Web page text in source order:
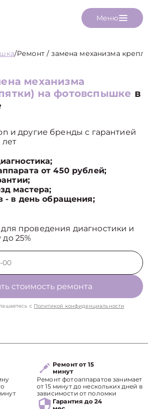
Меню
/Ремонт / замена механизма
механизма
на фотовспышке в
и другие бренды с гарантией
лет
от 450 рублей;
мастера;
- в день обращения;
для проведения диагностики и
25%
стоимость ремонта
с Политикой конфиденциальности
Ремонт от 15
минут
Ремонт фотоаппаратов занимает
от 15 минут до нескольких дней в
зависимости от поломки
Гарантия до 24